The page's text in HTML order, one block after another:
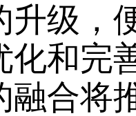
升级，
化和完
融合将